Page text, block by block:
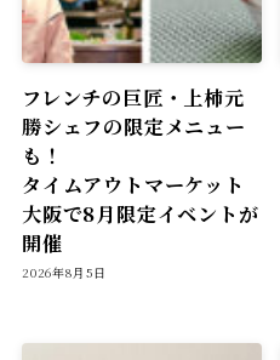
フレンチの巨匠・上柿元
勝シェフの限定メニュー
も！
タイムアウトマーケット
大阪で8月限定イベントが
開催
2026年8月5日